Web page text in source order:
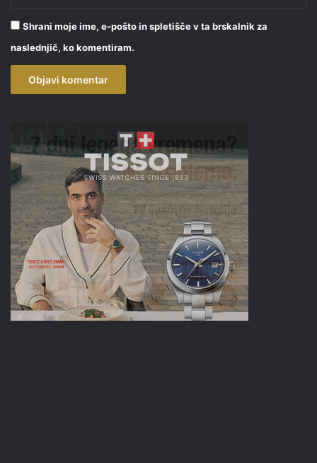
Shrani moje ime, e-pošto in spletišče v ta brskalnik za
naslednjič, ko komentiram.